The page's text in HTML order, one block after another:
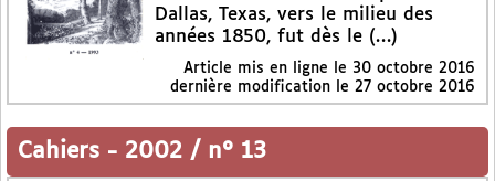
Dallas, Texas, vers le milieu des
années 1850, fut dès le (…)
Article mis en ligne le 30 octobre 2016
dernière modification le 27 octobre 2016
Cahiers - 2002 / n° 13